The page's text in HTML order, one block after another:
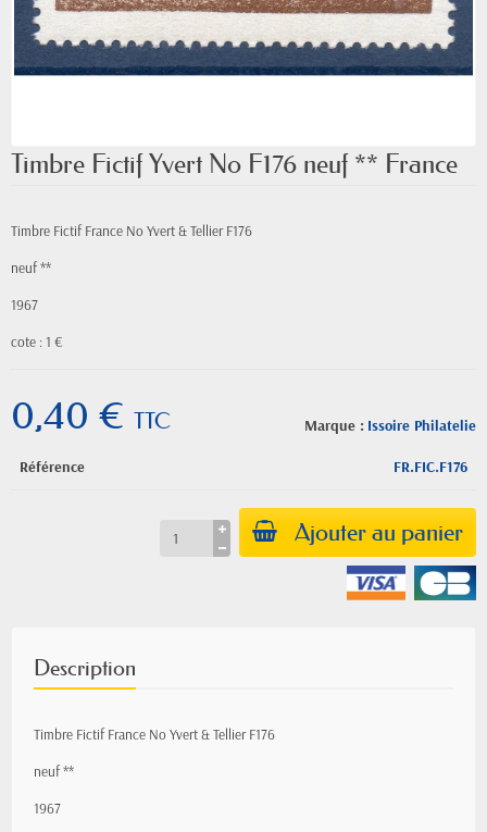
Timbre Fictif Yvert No F176 neuf ** France
Timbre Fictif France No Yvert & Tellier F176
neuf **
1967
cote : 1 €
Marque : Issoire Philatelie
0,40 € TTC
Référence FR.FIC.F176
Ajouter au panier
Description
Timbre Fictif France No Yvert & Tellier F176
neuf **
1967